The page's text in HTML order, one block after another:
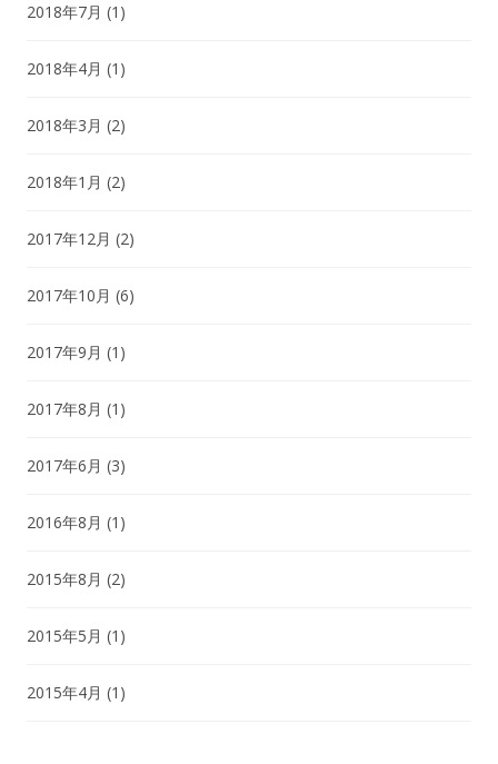
2018年7月 (1)
2018年4月 (1)
2018年3月 (2)
2018年1月 (2)
2017年12月 (2)
2017年10月 (6)
2017年9月 (1)
2017年8月 (1)
2017年6月 (3)
2016年8月 (1)
2015年8月 (2)
2015年5月 (1)
2015年4月 (1)